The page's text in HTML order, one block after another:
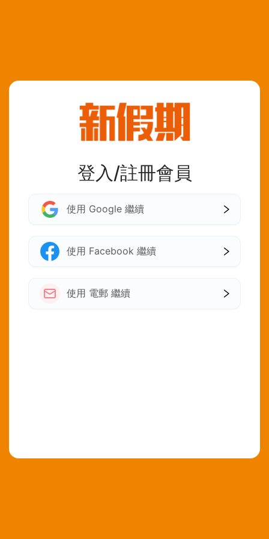
登入/註冊會員
使用 Google 繼續
使用 Facebook 繼續
使用 電郵 繼續